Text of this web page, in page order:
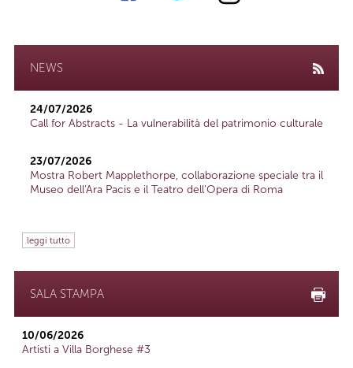
NEWS
24/07/2026
Call for Abstracts - La vulnerabilità del patrimonio culturale
23/07/2026
Mostra Robert Mapplethorpe, collaborazione speciale tra il
Museo dell'Ara Pacis e il Teatro dell'Opera di Roma
leggi tutto
SALA STAMPA
10/06/2026
Artisti a Villa Borghese #3